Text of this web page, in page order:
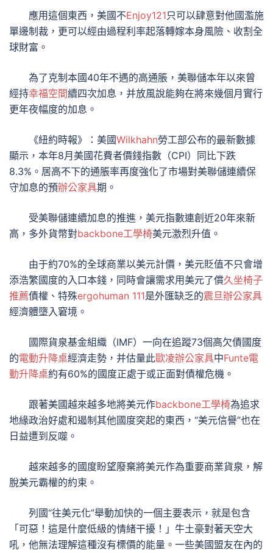
應用這個東西，美國不Enjoy121只可以肆意對他國濫施
單邊制裁，更可以經由過程利率起落轉嫁本身風險、收割全
球財富。
為了克制本國40年不遇的高通脹，美聯儲本年以來曾
經持幸福空間續四次加息，并放風說能夠在將來幾個月實行
更年夜幅度的加息。
《紐約時報》：美國Wilkhahn勞工部公布的最新數據
顯示，本年8月美國花費者價錢指數（CPI）同比下跌
8.3%。居高不下的通脹率再度強化了市場對美聯儲連續保
守加息的預辦公家具期。
受美聯儲連續加息的推進，美元指數連創近20年來新
高，多外貨幣對backbone工學椅美元激烈升值。
由于約70%的全球商業以美元計價，美元貶值不只會增
添浩繁國度的入口本錢，同時會讓需求用美元了償久坐椅子
推薦債權、特殊ergohuman 111是外匯缺乏的震旦辦公家具
經濟體墮入窘境。
國際貨泉基金組織（IMF）一向在追蹤73個高欠債國度
的電動升降桌經濟走勢，并估量此歐凌辦公家具中Funte電
動升降桌約有60%的國度正處于或正面對債權危機。
跟著美國越來越多地將美元作backbone工學椅為追求
地緣政治好處和遏制其他國度突起的東西，“美元信譽”也在
日益遭到反噬。
越來越多的國度盼望廢棄將美元作為重要商業貨泉，解
脫美元霸權的約束。
列國“往美元化”舉動加快的一個主要表示，就是包含
「可惡！這是什麼低級的情緒干擾！」牛土豪對著天空大
吼，他無法理解這種沒有標價的能量。一些美國盟友在內的